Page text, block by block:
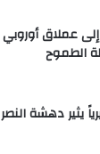
إلى عملاق أوروبي
الطموح
يثير دهشة النصر